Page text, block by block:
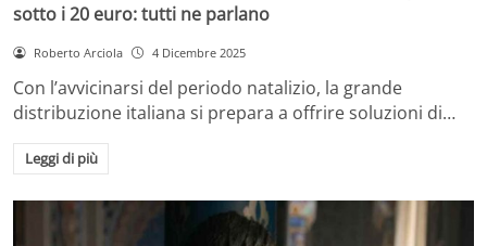
sotto i 20 euro: tutti ne parlano
Roberto Arciola 4 Dicembre 2025
Con l’avvicinarsi del periodo natalizio, la grande
distribuzione italiana si prepara a offrire soluzioni di…
Leggi di più